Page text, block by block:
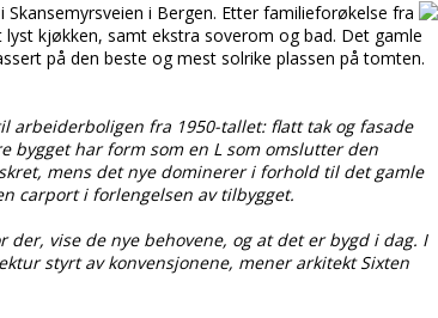
i Bergen. Etter familieforøkelse fra
kjøkken, samt ekstra soverom og bad. Det gamle
på den beste og mest solrike plassen på tomten.
arbeiderboligen fra 1950-tallet: flatt tak og fasade
bygget har form som en L som omslutter den
mens det nye dominerer i forhold til det gamle
carport i forlengelsen av tilbygget.
vise de nye behovene, og at det er bygd i dag. I
styrt av konvensjonene, mener arkitekt Sixten